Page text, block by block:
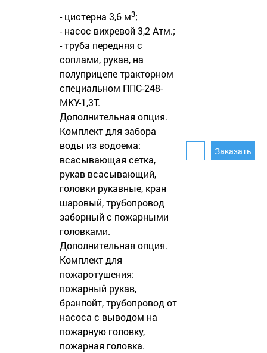
- цистерна 3,6 м3;
- насос вихревой 3,2 Атм.;
- труба передняя с
соплами, рукав, на
полуприцепе тракторном
специальном ППС-248-
МКУ-1,3Т.
Дополнительная опция.
Комплект для забора
воды из водоема:
всасывающая сетка,
рукав всасывающий,
головки рукавные, кран
шаровый, трубопровод
заборный с пожарными
головками.
Дополнительная опция.
Комплект для
пожаротушения:
пожарный рукав,
бранпойт, трубопровод от
насоса с выводом на
пожарную головку,
пожарная головка.